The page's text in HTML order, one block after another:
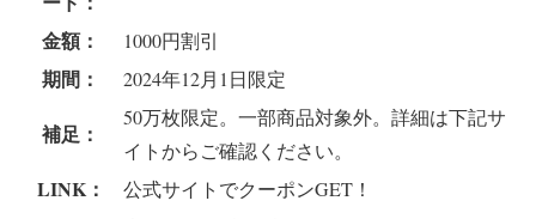
金額： 1000円割引
期間： 2024年12月1日限定
補足：
50万枚限定。一部商品対象外。詳細は下記サ
イトからご確認ください。
LINK： 公式サイトでクーポンGET！